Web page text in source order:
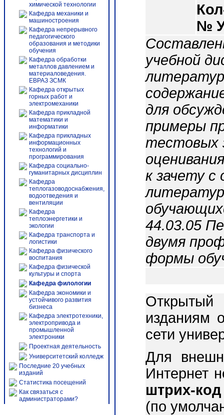
химической технологии
Кафедра механики и
машиностроения
Кафедра непрерывного
педагогического
образования и методики
обучения
Кафедра обработки
металлов давлением и
материаловедения.
ЕВРАЗ ЗСМК
Кафедра открытых
горных работ и
электромеханики
Кафедра прикладной
математики и
информатики
Кафедра прикладных
информационных
технологий и
программирования
Кафедра социально-
гуманитарных дисциплин
Кафедра
теплогазоводоснабжения,
водоотведения и
вентиляции
Кафедра
теплоэнергетики и
экологии
Кафедра транспорта и
логистики
Кафедра физического
воспитания
Кафедра физической
культуры и спорта
Кафедра филологии
Кафедра экономики и
устойчивого развития
бизнеса
Кафедра электротехники,
электропривода и
промышленной
электроники
Проектная деятельность
Университетский колледж
Последние 20 учебных
изданий
Статистика посещений
Как связаться с
администраторами?
№
учебной
для
примеры
тестовых
к зачету с
44.03.05
двумя
формы
Открытый
изданиям
сети
Для
Интернет
штрих-код
(по